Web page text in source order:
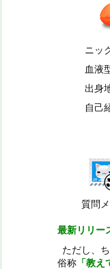
ニッ
血液
出身
自己
質問
最新リリー
ただし、
俗称 「教え